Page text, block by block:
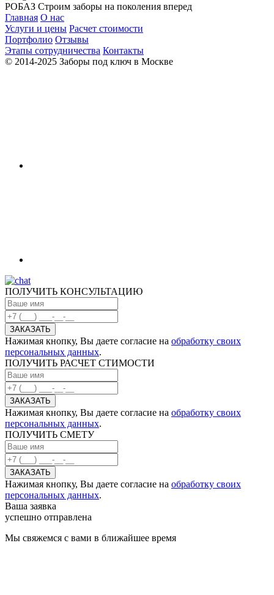
РОБАЗ Строим заборы на поколения вперед
Главная О нас
Услуги и цены Расчет стоимости
Портфолио Отзывы
Этапы сотрудничества Контакты
© 2014-2025 Заборы под ключ в Москве
ПОЛУЧИТЬ КОНСУЛЬТАЦИЮ
Нажимая кнопку, Вы даете согласие на обработку своих
персональных данных.
ПОЛУЧИТЬ РАСЧЕТ СТИМОСТИ
Нажимая кнопку, Вы даете согласие на обработку своих
персональных данных.
ПОЛУЧИТЬ СМЕТУ
Нажимая кнопку, Вы даете согласие на обработку своих
персональных данных.
Ваша заявка
успешно отправлена
Мы свяжемся с вами в ближайшее время